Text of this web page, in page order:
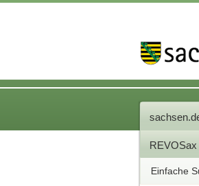
REVOSax
Einfache